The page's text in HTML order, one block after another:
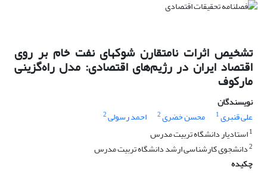
تشخیص اثرات نامتقارن شوک‎های نفت خام بر روی
اقتصاد ایران در رژیم‌های اقتصادی: مدل راه‌گزینی
مارکوف
نویسندگان
علی قنبری1 محسن خضری2 احمد رسولی2
1استادیار دانشگاه تربیت مدرس
2دانشجوی کارشناسی ارشد دانشگاه تربیت مدرس
چکیده